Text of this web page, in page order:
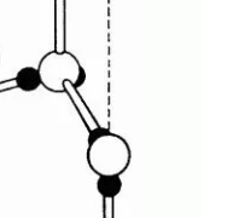
студенческий
ВГИК: 120 лет Сергею